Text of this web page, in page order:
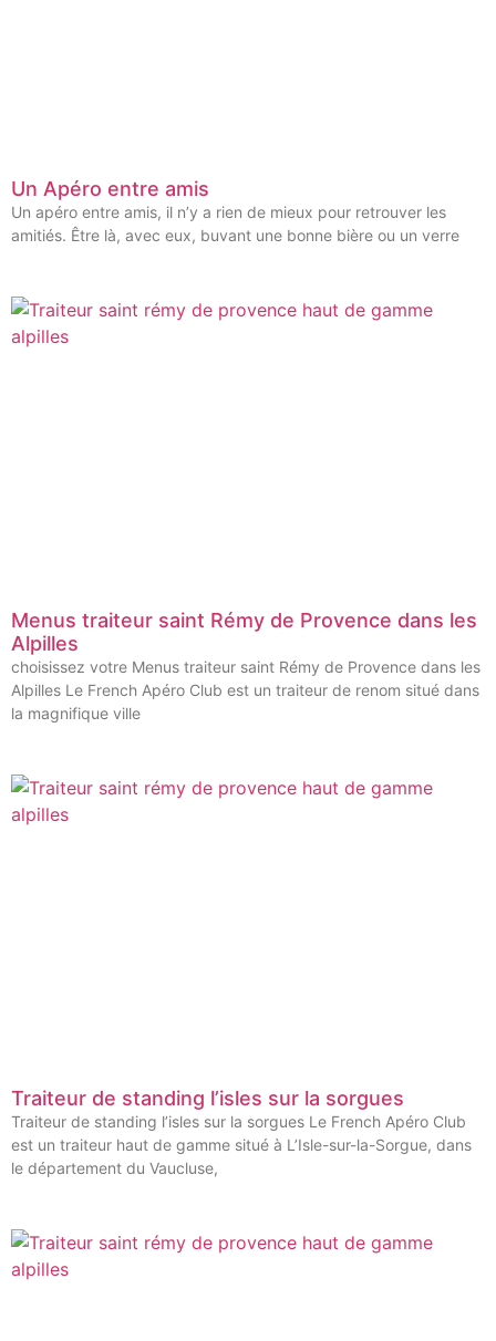
Un Apéro entre amis
Un apéro entre amis, il n’y a rien de mieux pour retrouver les
amitiés. Être là, avec eux, buvant une bonne bière ou un verre
Menus traiteur saint Rémy de Provence dans les
Alpilles
choisissez votre Menus traiteur saint Rémy de Provence dans les
Alpilles Le French Apéro Club est un traiteur de renom situé dans
la magnifique ville
Traiteur de standing l’isles sur la sorgues
Traiteur de standing l’isles sur la sorgues Le French Apéro Club
est un traiteur haut de gamme situé à L’Isle-sur-la-Sorgue, dans
le département du Vaucluse,